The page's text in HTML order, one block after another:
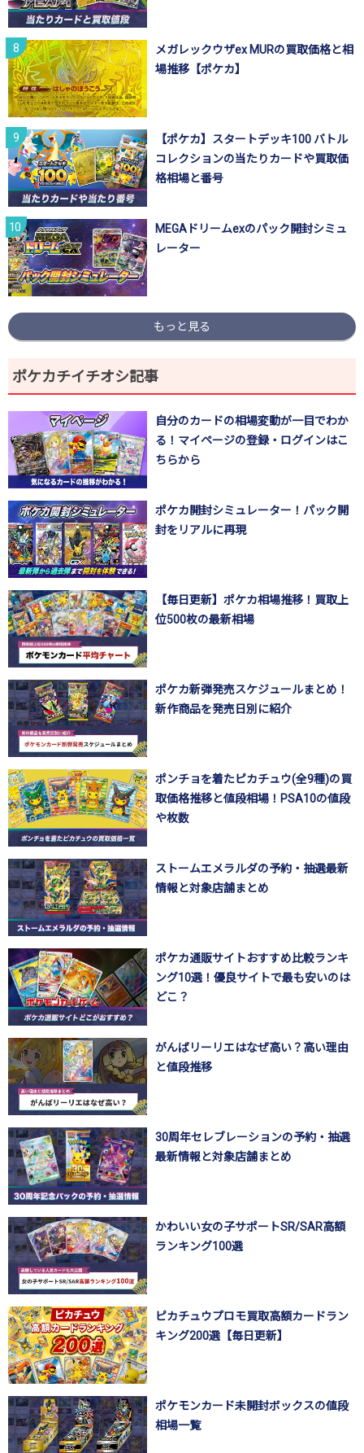
メガレックウザex MURの買取価格と相
場推移【ポケカ】
【ポケカ】スタートデッキ100 バトル
コレクションの当たりカードや買取価
格相場と番号
MEGAドリームexのパック開封シミュ
レーター
もっと見る
ポケカチイチオシ記事
自分のカードの相場変動が一目でわか
る！マイページの登録・ログインはこ
ちらから
ポケカ開封シミュレーター！パック開
封をリアルに再現
【毎日更新】ポケカ相場推移！買取上
位500枚の最新相場
ポケカ新弾発売スケジュールまとめ！
新作商品を発売日別に紹介
ポンチョを着たピカチュウ(全9種)の買
取価格推移と値段相場！PSA10の値段
や枚数
ストームエメラルダの予約・抽選最新
情報と対象店舗まとめ
ポケカ通販サイトおすすめ比較ランキ
ング10選！優良サイトで最も安いのは
どこ？
がんばリーリエはなぜ高い？高い理由
と値段推移
30周年セレブレーションの予約・抽選
最新情報と対象店舗まとめ
かわいい女の子サポートSR/SAR高額
ランキング100選
ピカチュウプロモ買取高額カードラン
キング200選【毎日更新】
ポケモンカード未開封ボックスの値段
相場一覧